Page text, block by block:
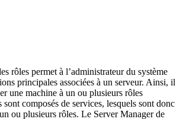
rôles permet à l’administrateur du système
principales associées à un serveur. Ainsi, il
une machine à un ou plusieurs rôles
composés de services, lesquels sont donc
ou plusieurs rôles. Le Server Manager de